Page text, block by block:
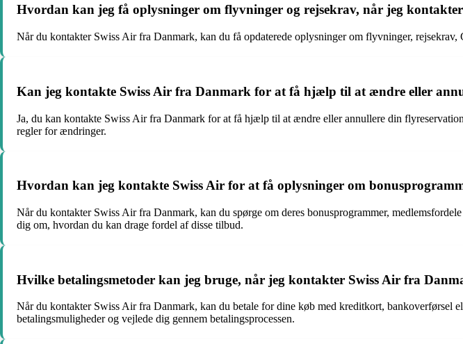
Hvordan kan jeg få oplysninger om flyvninger og rejsekrav, når jeg
Når du kontakter Swiss Air fra Danmark, kan du få opdaterede oplysninger om flyvninger,
Kan jeg kontakte Swiss Air fra Danmark for at få hjælp til at ændre eller
Ja, du kan kontakte Swiss Air fra Danmark for at få hjælp til at ændre eller annullere din
regler for ændringer.
Hvordan kan jeg kontakte Swiss Air for at få oplysninger om
Når du kontakter Swiss Air fra Danmark, kan du spørge om deres bonusprogrammer,
dig om, hvordan du kan drage fordel af disse tilbud.
Hvilke betalingsmetoder kan jeg bruge, når jeg kontakter Swiss Air fra
Når du kontakter Swiss Air fra Danmark, kan du betale for dine køb med kreditkort, bankoverførsel
betalingsmuligheder og vejlede dig gennem betalingsprocessen.